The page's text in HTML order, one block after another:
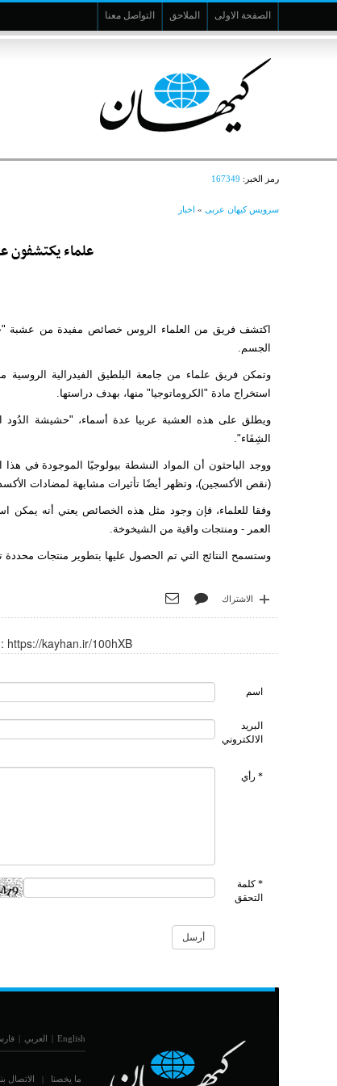
الصفحة الاولى الملاحق التواصل معنا
رمز الخبر: 167349
سرویس کیهان عربی » اخبار
علماء يكتشفون
اكتشف فريق من العلماء الروس خصائص مفيدة من عشبة
الجسم.
وتمكن فريق علماء من جامعة البلطيق الفيدرالية
استخراج مادة "الكروماتوجيا" منها، بهدف دراستها.
ويطلق على هذه العشبة عربيا عدة أسماء، "حشيشة
الشِفَاء".
ووجد الباحثون أن المواد النشطة بيولوجيًا الموجودة في
(نقص الأكسجين)، وتظهر أيضًا تأثيرات مشابهة لمضادات
وفقا للعلماء، فإن وجود مثل هذه الخصائص يعني أنه
العمر - ومنتجات واقية من الشيخوخة.
وستسمح النتائج التي تم الحصول عليها بتطوير منتجات
الاشتراك
رابط قصير: https://kayhan.ir/100hXB
اسم
البريد
الالكتروني
* رأي
* كلمة
التحقق
English
| العربي |
ما يخصنا | الاتصال بنا